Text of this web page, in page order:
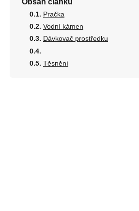
Obsah článku
Pračka
Vodní kámen
Dávkovač prostředku
Těsnění